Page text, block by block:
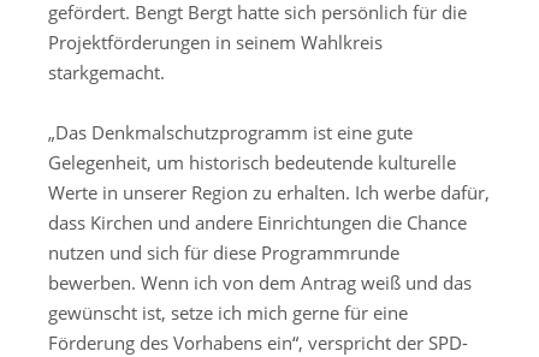
gefördert. Bengt Bergt hatte sich persönlich für die
Projektförderungen in seinem Wahlkreis
starkgemacht.
„Das Denkmalschutzprogramm ist eine gute
Gelegenheit, um historisch bedeutende kulturelle
Werte in unserer Region zu erhalten. Ich werbe dafür,
dass Kirchen und andere Einrichtungen die Chance
nutzen und sich für diese Programmrunde
bewerben. Wenn ich von dem Antrag weiß und das
gewünscht ist, setze ich mich gerne für eine
Förderung des Vorhabens ein“, verspricht der SPD-